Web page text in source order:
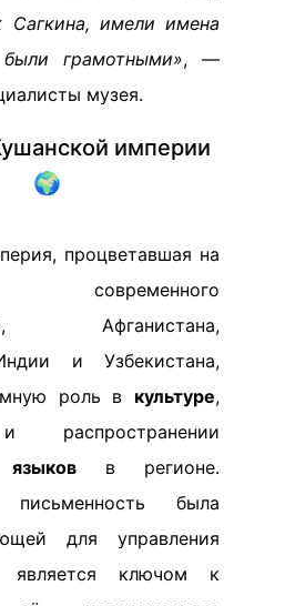
имели имена
грамотными», —
музея.
империи
🌍
процветавшая на
современного
Афганистана,
и Узбекистана,
роль в культуре,
в регионе.
письменность была
для управления
является ключом к